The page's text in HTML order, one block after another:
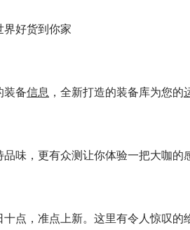
界好货到你家
装备信息 ，全新打造的装备库为您的
味，更有众测让你体验一把大咖的
十点，准点上新。这里有令人惊叹